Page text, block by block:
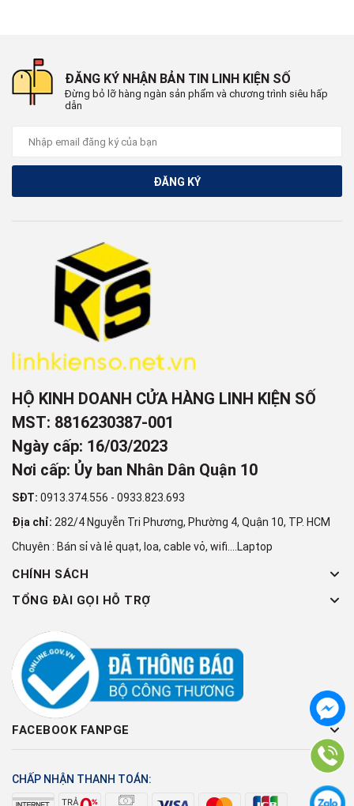
ĐĂNG KÝ NHẬN BẢN TIN LINH KIỆN SỐ
Đừng bỏ lỡ hàng ngàn sản phẩm và chương trình siêu hấp
dẫn
ĐĂNG KÝ
HỘ KINH DOANH CỬA HÀNG LINH KIỆN SỐ
MST: 8816230387-001
Ngày cấp: 16/03/2023
Nơi cấp: Ủy ban Nhân Dân Quận 10
SĐT: 0913.374.556 - 0933.823.693
Địa chỉ: 282/4 Nguyễn Tri Phương, Phường 4, Quận 10, TP. HCM
Chuyên : Bán sỉ và lẻ quạt, loa, cable vỏ, wifi....Laptop
CHÍNH SÁCH
TỔNG ĐÀI GỌI HỖ TRỢ
FACEBOOK FANPGE
CHẤP NHẬN THANH TOÁN: